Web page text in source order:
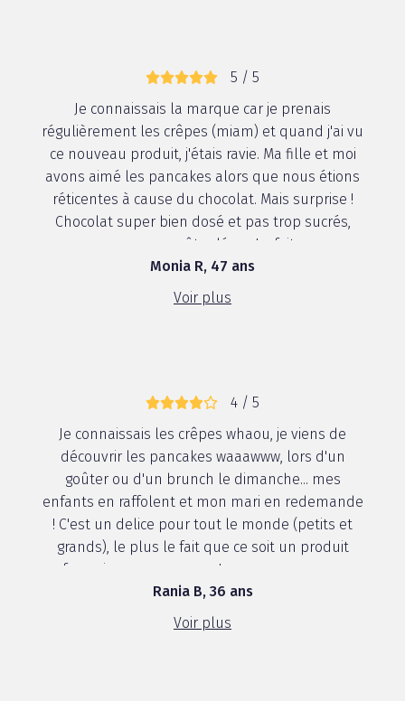
5 / 5
Je connaissais la marque car je prenais
régulièrement les crêpes (miam) et quand j'ai vu
ce nouveau produit, j'étais ravie. Ma fille et moi
avons aimé les pancakes alors que nous étions
réticentes à cause du chocolat. Mais surprise !
Chocolat super bien dosé et pas trop sucrés,
super pour un goûter léger. Le fait que ...
Monia R, 47 ans
Voir plus
4 / 5
Je connaissais les crêpes whaou, je viens de
découvrir les pancakes waaawww, lors d'un
goûter ou d'un brunch le dimanche... mes
enfants en raffolent et mon mari en redemande
! C'est un delice pour tout le monde (petits et
grands), le plus le fait que ce soit un produit
français encore un ++++. Je pense que ça va
deven...
Rania B, 36 ans
Voir plus